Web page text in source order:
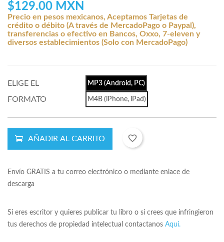
$129.00 MXN
Precio en pesos mexicanos, Aceptamos Tarjetas de
crédito o débito (A través de MercadoPago o Paypal),
transferencias o efectivo en Bancos, Oxxo, 7-eleven y
diversos establecimientos (Solo con MercadoPago)
ELIGE EL
FORMATO
MP3 (Android, PC)
M4B (iPhone, iPad)
AÑADIR AL CARRITO favorite_border
Envío GRATIS a tu correo electrónico o mediante enlace de
descarga
Si eres escritor y quieres publicar tu libro o si crees que infringieron
tus derechos de propiedad intelectual contactanos Aqui.